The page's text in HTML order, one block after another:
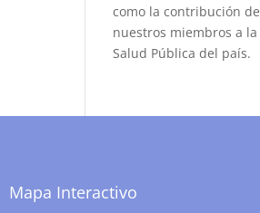
como la contribución de
nuestros miembros a la
Salud Pública del país.
Mapa Interactivo